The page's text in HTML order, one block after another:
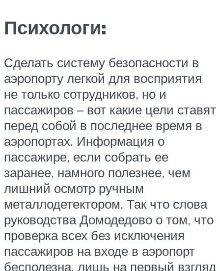
Психологи:
Сделать систему безопасности в
аэропорту легкой для восприятия
не только сотрудников, но и
пассажиров – вот какие цели ставят
перед собой в последнее время в
аэропортах. Информация о
пассажире, если собрать ее
заранее, намного полезнее, чем
лишний осмотр ручным
металлодетектором. Так что слова
руководства Домодедово о том, что
проверка всех без исключения
пассажиров на входе в аэропорт
бесполезна, лишь на первый взгляд